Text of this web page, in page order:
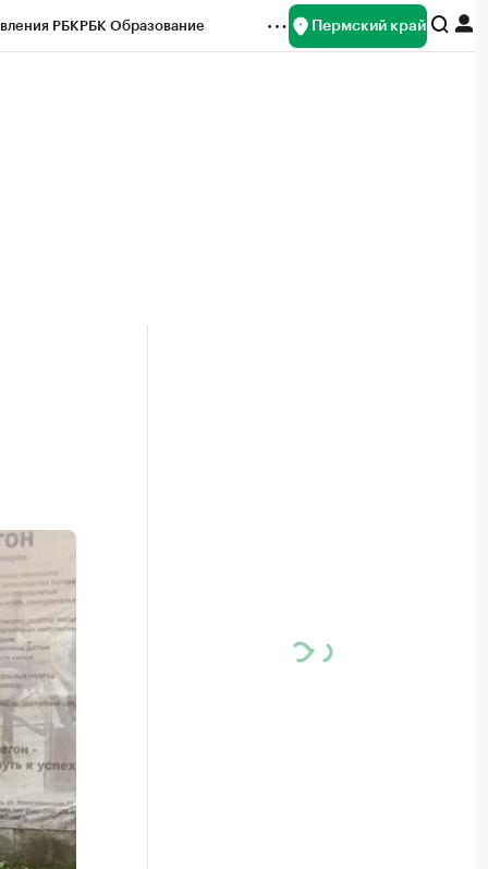
РБКРБК Образование Пермский край